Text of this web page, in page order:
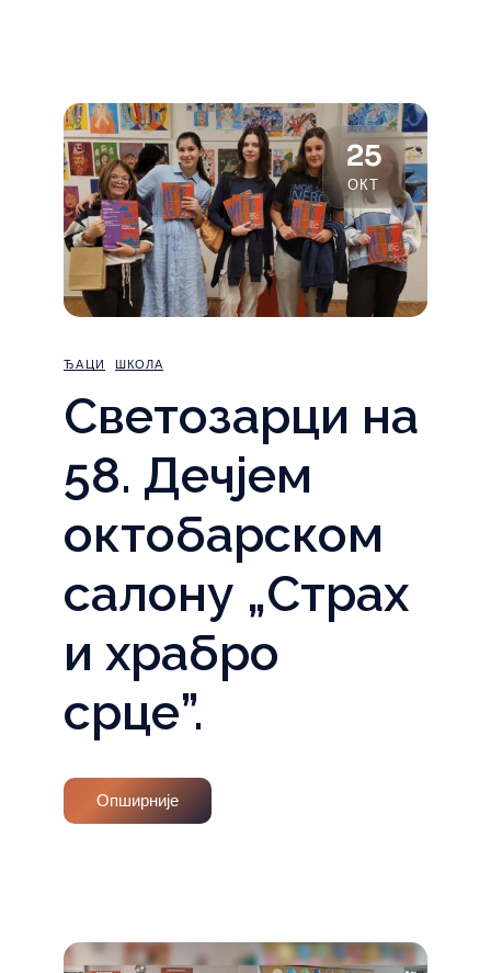
25
ОКТ
ЂАЦИ ШКОЛА
Светозарци на
58. Дечјем
октобарском
салону „Страх
и храбро
срце”.
Опширније